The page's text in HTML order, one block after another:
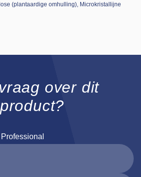
(plantaardige omhulling), Microkristallijne
over dit
product?
Professional